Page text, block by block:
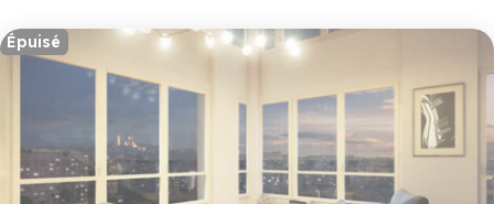
Actualités
Financer
Épuisé